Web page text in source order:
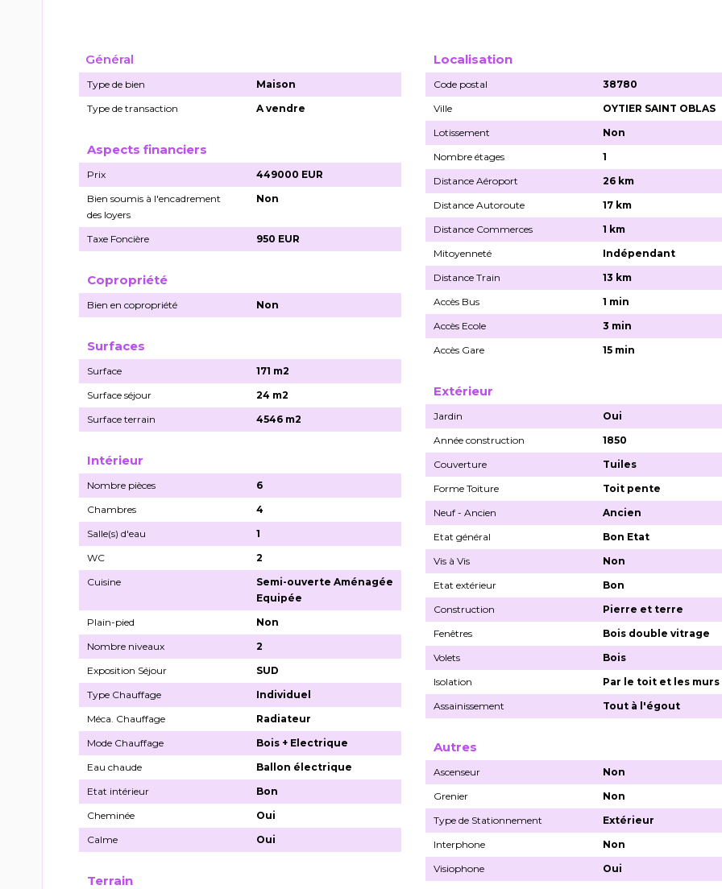
Général
Type de bien
Maison
Type de transaction
A vendre
Localisation
Code postal
38780
Ville
OYTIER SAINT OBLAS
Lotissement
Non
Nombre étages
1
Distance Aéroport
26 km
Distance Autoroute
17 km
Distance Commerces
1 km
Mitoyenneté
Indépendant
Distance Train
13 km
Accès Bus
1 min
Accès Ecole
3 min
Accès Gare
15 min
Aspects financiers
Prix
449000 EUR
Bien soumis à l'encadrement
des loyers
Non
Taxe Foncière 950 EUR
Copropriété
Bien en copropriété Non
Surfaces
Surface
171 m2
Surface séjour
24 m2
Surface terrain
4546 m2
Extérieur
Jardin
Oui
Année construction
1850
Couverture
Tuiles
Forme Toiture
Toit pente
Neuf - Ancien
Ancien
Etat général
Bon Etat
Vis à Vis
Non
Etat extérieur
Bon
Construction
Pierre et terre
Fenêtres
Bois double vitrage
Volets
Bois
Isolation
Par le toit et les murs
Assainissement
Tout à l'égout
Intérieur
Nombre pièces
6
Chambres
4
Salle(s) d'eau
1
WC
2
Cuisine
Semi-ouverte Aménagée
Equipée
Plain-pied
Non
Nombre niveaux
2
Exposition Séjour
SUD
Type Chauffage
Individuel
Méca. Chauffage
Radiateur
Mode Chauffage
Bois + Electrique
Eau chaude
Ballon électrique
Etat intérieur
Bon
Cheminée
Oui
Calme
Oui
Autres
Ascenseur
Non
Grenier
Non
Type de Stationnement
Extérieur
Interphone
Non
Visiophone
Oui
Terrain